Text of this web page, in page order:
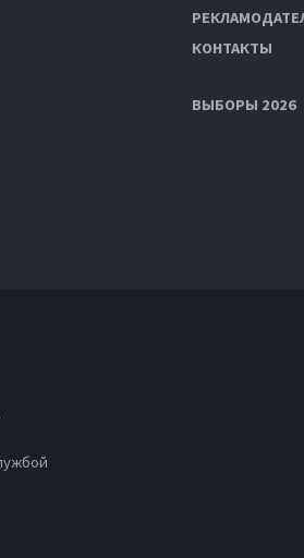
КОНТАКТЫ
ВЫБОРЫ 2026